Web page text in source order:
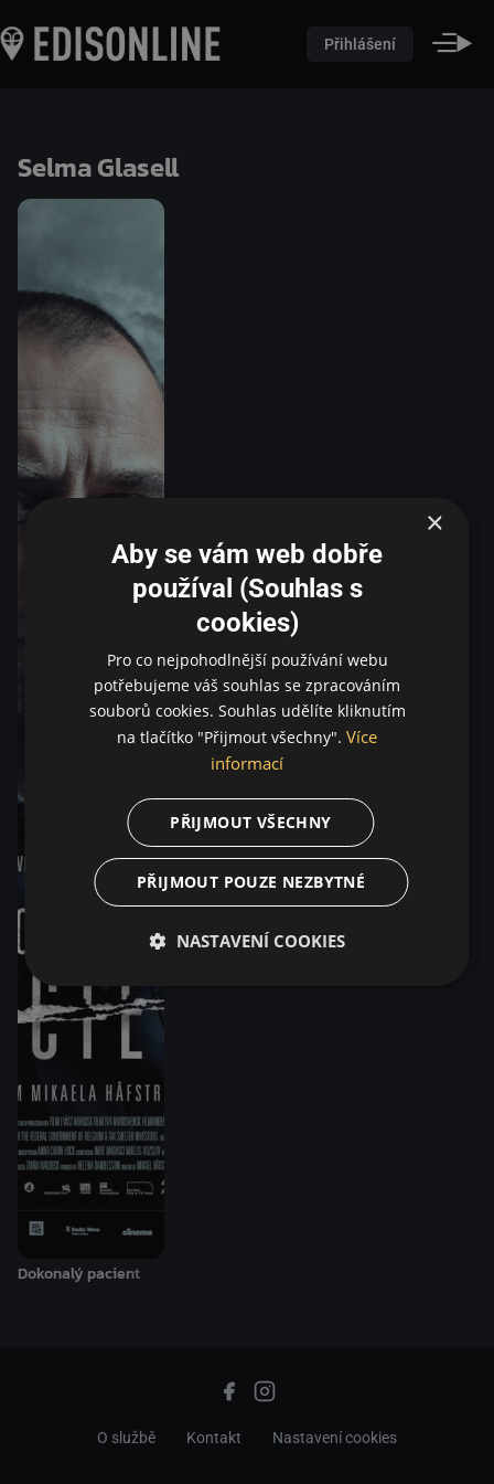
Přihlášení
Selma Glasell
Dokonalý pacient
O službě Kontakt Nastavení cookies
×
Aby se vám web dobře
používal (Souhlas s
cookies)
Pro co nejpohodlnější používání webu
potřebujeme váš souhlas se zpracováním
souborů cookies. Souhlas udělíte kliknutím
na tlačítko "Přijmout všechny". Více
informací
PŘIJMOUT VŠECHNY
PŘIJMOUT POUZE NEZBYTNÉ
NASTAVENÍ COOKIES